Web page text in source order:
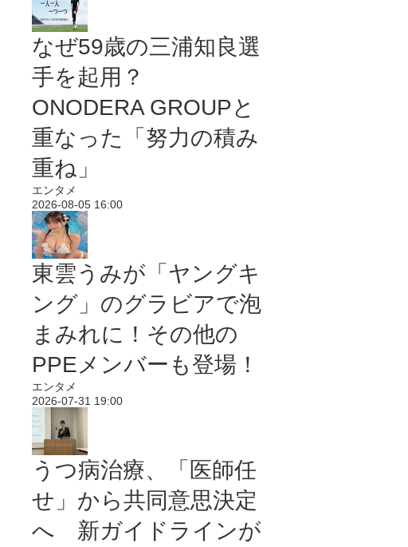
なぜ59歳の三浦知良選
手を起用？
ONODERA GROUPと
重なった「努力の積み
重ね」
エンタメ
2026-08-05 16:00
東雲うみが「ヤングキ
ング」のグラビアで泡
まみれに！その他の
PPEメンバーも登場！
エンタメ
2026-07-31 19:00
うつ病治療、「医師任
せ」から共同意思決定
へ 新ガイドラインが